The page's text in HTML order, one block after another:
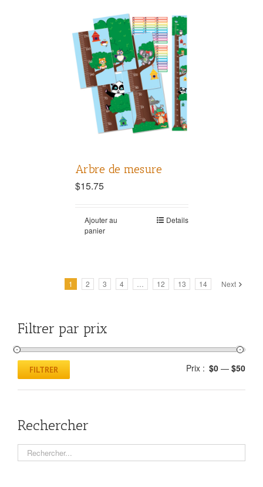
Arbre de mesure
$15.75
Ajouter au
panier
Details
1 2 3 4 … 12 13 14 Next
Filtrer par prix
FILTRER Prix : $0 — $50
Rechercher